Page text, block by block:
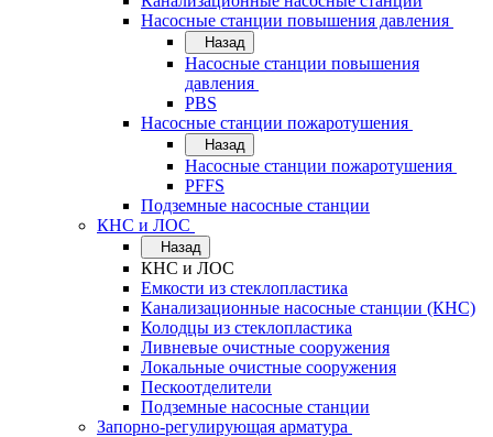
Насосные станции повышения давления
Назад
Насосные станции повышения
давления
PBS
Насосные станции пожаротушения
Назад
Насосные станции пожаротушения
PFFS
Подземные насосные станции
КНС и ЛОС
Назад
КНС и ЛОС
Емкости из стеклопластика
Канализационные насосные станции (КНС)
Колодцы из стеклопластика
Ливневые очистные сооружения
Локальные очистные сооружения
Пескоотделители
Подземные насосные станции
Запорно-регулирующая арматура